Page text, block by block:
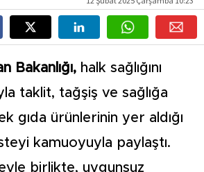
Bakanlığı, halk sağlığını
taklit, tağşiş ve sağlığa
gıda ürünlerinin yer aldığı
kamuoyuyla paylaştı.
birlikte, uygunsuz